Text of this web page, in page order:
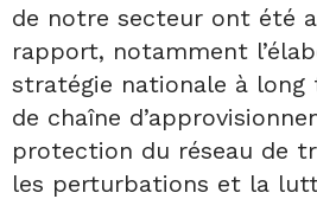
de notre secteur ont été
rapport, notamment
stratégie nationale à long
de chaîne
protection du réseau de
les perturbations et la